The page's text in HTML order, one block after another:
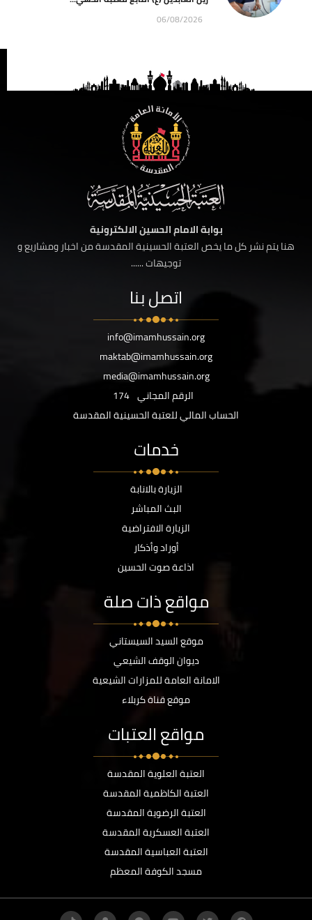
06/08/2026
بوابة الامام الحسين الالكترونية
هنا يتم نشر كل ما يخص العتبة الحسينية المقدسة من اخبار ومشاريع و
توجيهات ......
اتصل بنا
info@imamhussain.org
maktab@imamhussain.org
media@imamhussain.org
الرقم المجاني 174
الحساب المالي للعتبة الحسينية المقدسة
خدمات
الزيارة بالانابة
البث المباشر
الزيارة الافتراضية
أوراد وأذكار
اذاعة صوت الحسين
مواقع ذات صلة
موقع السيد السيستاني
ديوان الوقف الشيعي
الامانة العامة للمزارات الشيعية
موقع قناة كربلاء
مواقع العتبات
العتبة العلوية المقدسة
العتبة الكاظمية المقدسة
العتبة الرضوية المقدسة
العتبة العسكرية المقدسة
العتبة العباسية المقدسة
مسجد الكوفة المعظم